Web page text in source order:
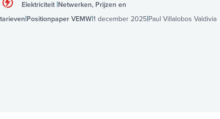
Elektriciteit Netwerken, Prijzen en
tarieven Positionpaper VEMW1 december 2025 Paul Villalobos Valdivia